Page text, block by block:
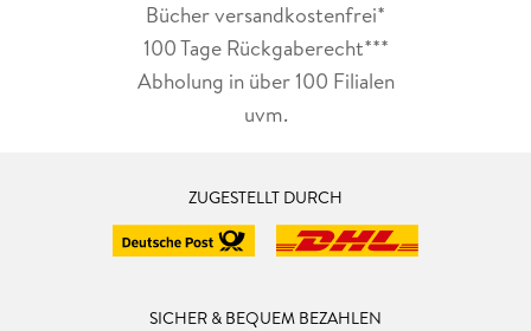
Bücher versandkostenfrei*
100 Tage Rückgaberecht***
Abholung in über 100 Filialen
uvm.
ZUGESTELLT DURCH
SICHER & BEQUEM BEZAHLEN